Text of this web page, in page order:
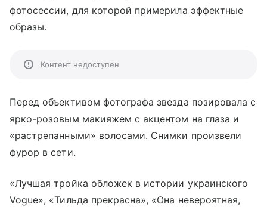
фотосессии, для которой примерила эффектные
образы.
Контент недоступен
Перед объективом фотографа звезда позировала с
ярко-розовым макияжем с акцентом на глаза и
«растрепанными» волосами. Снимки произвели
фурор в сети.
«Лучшая тройка обложек в истории украинского
Vogue», «Тильда прекрасна», «Она невероятная,